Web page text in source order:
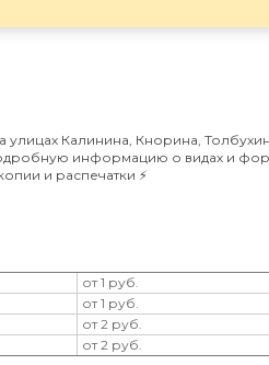
Калинина, Кнорина,
информацию о видах и
и распечатки ⚡️
от 1 руб.
от 1 руб.
от 2 руб.
от 2 руб.